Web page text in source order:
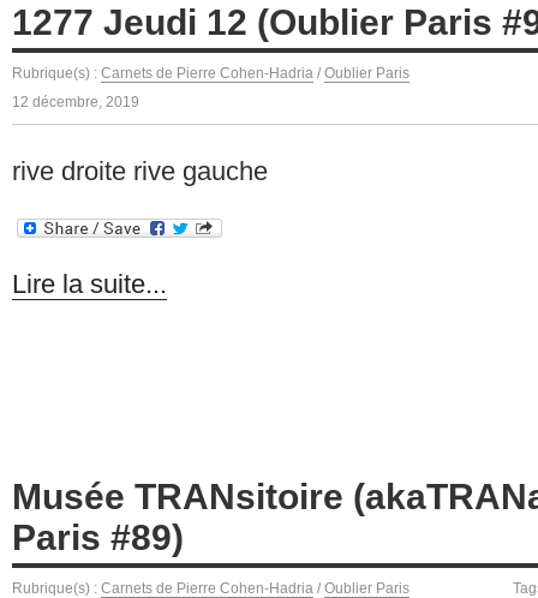
1277 Jeudi 12 (Oublier Paris
Rubrique(s) : Carnets de Pierre Cohen-Hadria / Oublier Paris
12 décembre, 2019
rive droite rive gauche
Lire la suite...
Musée TRANsitoire
Paris #89)
Rubrique(s) : Carnets de Pierre Cohen-Hadria / Oublier Paris